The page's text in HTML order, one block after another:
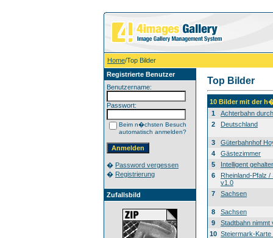
Home/Top Bilder
Registrierte Benutzer
Benutzername:
Passwort:
Beim n�chsten Besuch
automatisch anmelden?
� Password vergessen
� Registrierung
Zufallsbild
Top Bilder
10 Bilder mit der
1
Achterbahn
2
Deutschland
3
Güterbahnhof
4
Gästezimmer
5
Intelligent
6
Rheinland-Pfalz /
v1.0
7
Sachsen
8
Sachsen
9
Stadtbahn nimmt
10 Steiermark-Karte